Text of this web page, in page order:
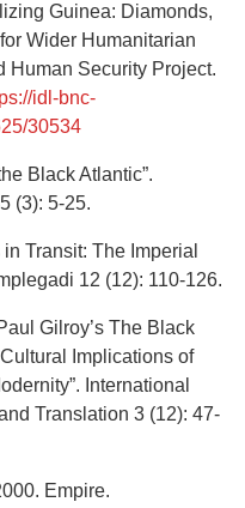
Guinea: Diamonds,
Wider Humanitarian
Human Security Project.
idl-bnc-
30534
Black Atlantic”.
(3): 5-25.
Transit: The Imperial
12 (12): 110-126.
Gilroy’s The Black
Implications of
International
Translation 3 (12): 47-
Empire.